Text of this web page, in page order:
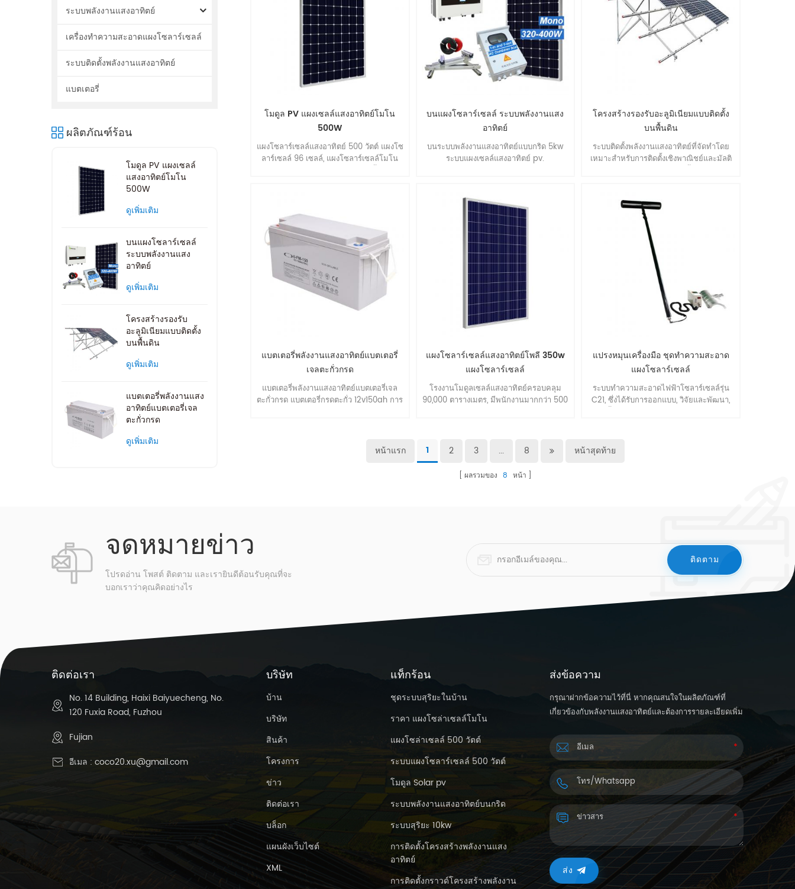
ระบบพลังงานแสงอาทิตย์
เครื่องทำความสะอาดแผงโซลาร์เซลล์
ระบบติดตั้งพลังงานแสงอาทิตย์
แบตเตอรี่
ผลิตภัณฑ์ร้อน
โมดูล PV แผงเซลล์
แสงอาทิตย์โมโน
500W
ดูเพิ่มเติม
บนแผงโซลาร์เซลล์
ระบบพลังงานแสง
อาทิตย์
ดูเพิ่มเติม
โครงสร้างรองรับ
อะลูมิเนียมแบบติดตั้ง
บนพื้นดิน
ดูเพิ่มเติม
แบตเตอรี่พลังงานแสง
อาทิตย์แบตเตอรี่เจล
ตะกั่วกรด
ดูเพิ่มเติม
โมดูล PV แผงเซลล์แสงอาทิตย์โมโน
500W
แผงโซลาร์เซลล์แสงอาทิตย์ 500 วัตต์ แผงโซ
ลาร์เซลล์ 96 เซลล์, แผงโซลาร์เซลล์โมโน
บนแผงโซลาร์เซลล์ ระบบพลังงานแสง
อาทิตย์
บนระบบพลังงานแสงอาทิตย์แบบกริด 5kw
ระบบแผงเซลล์แสงอาทิตย์ pv.
โครงสร้างรองรับอะลูมิเนียมแบบติดตั้ง
บนพื้นดิน
ระบบติดตั้งพลังงานแสงอาทิตย์ที่จัดทำโดย
เหมาะสำหรับการติดตั้งเชิงพาณิชย์และมัลติ
ไม่ธรรมดา, คุณภาพที่เหนือกว่า.
แบตเตอรี่พลังงานแสงอาทิตย์แบตเตอรี่
เจลตะกั่วกรด
แบตเตอรี่พลังงานแสงอาทิตย์แบตเตอรี่เจล
ตะกั่วกรด แบตเตอรี่กรดตะกั่ว 12v150ah การ
รั่วซึม *ประสิทธิภาพการชาร์จและการคาย
40 ℃ (104 ℉) 103% 25 ℃ (77 ℉) 100% 0
℃ (32 ℉) 85% -15 ℃ (5 ℉) 65% วิธีการ
ใช้ลอย 13.6-13.8v การชดเชยอุณหภูมิ
ข้อกำหนดอุณหภูมิสิ่งแวดล้อม อุณหภูมิการ
40 ℃ อุณหภูมิในการจัดเก็บ -15-40℃
แบตเตอรี่ที่ชาร์จเต็มแล้วที่อุณหภูมิ 25 ℃
1500a(5s) กระแสไฟฟ้าลัดวงจร 5000a
ขนาดและน้ำหนัก ระยะเวลา 330mm ความ
กว้าง 173mm ความสูง 217mm ความสูงรวม
222mm น้ำหนักอ้างอิง 30กก. แบตเตอรี่
คอนเทนเนอร์ ปิดบัง วาล์วนิรภัย เทอร์มินัล
ตัวคั่น อิเล็กโทรไลต์ วัตถุดิบ ตะกั่ว dio xide
ตะกั่ว หน้าท้อง หน้าท้อง ยาง ทองแดง agm
แผงโซลาร์เซลล์แสงอาทิตย์โพลี 350w
แผงโซลาร์เซลล์
โรงงานโมดูลเซลล์แสงอาทิตย์ครอบคลุม
90,000 ตารางเมตร, มีพนักงานมากกว่า 500
การรับรองโดย CE, TUV, UL, IEC61215,
แปรงหมุนเครื่องมือ ชุดทำความสะอาด
แผงโซลาร์เซลล์
ระบบทำความสะอาดไฟฟ้าโซลาร์เซลล์รุ่น
C21, ซึ่งได้รับการออกแบบ, วิจัยและพัฒนา,
อาทิตย์, โรงไฟฟ้าบนภูเขาที่แห้งแล้งและ
ไฟฟ้าโซลาร์เซลล์ลอยน้ำ โรงไฟฟ้าที่ระบบ
หน้าแรก 1 2 3 ... 8 หน้าสุดท้าย
ผลรวมของ 8 หน้า
จดหมายข่าว
โปรดอ่าน โพสต์ ติดตาม และเรายินดีต้อนรับคุณที่จะ
บอกเราว่าคุณคิดอย่างไร
ติดต่อเรา
No. 14 Building, Haixi Baiyuecheng, No.
120 Fuxia Road, Fuzhou
Fujian
อีเมล : coco20.xu@gmail.com
บริษัท
บ้าน
บริษัท
สินค้า
โครงการ
ข่าว
ติดต่อเรา
บล็อก
แผนผังเว็บไซต์
XML
แท็กร้อน
ชุดระบบสุริยะในบ้าน
ราคา แผงโซล่าเซลล์โมโน
แผงโซล่าเซลล์ 500 วัตต์
ระบบแผงโซลาร์เซลล์ 500 วัตต์
โมดูล Solar pv
ระบบพลังงานแสงอาทิตย์บนกริด
ระบบสุริยะ 10kw
การติดตั้งโครงสร้างพลังงานแสง
อาทิตย์
การติดตั้งกราวด์โครงสร้างพลังงาน
ส่งข้อความ
กรุณาฝากข้อความไว้ที่นี่ หากคุณสนใจในผลิตภัณฑ์ที่
เกี่ยวข้องกับพลังงานแสงอาทิตย์และต้องการรายละเอียดเพิ่ม
ส่ง